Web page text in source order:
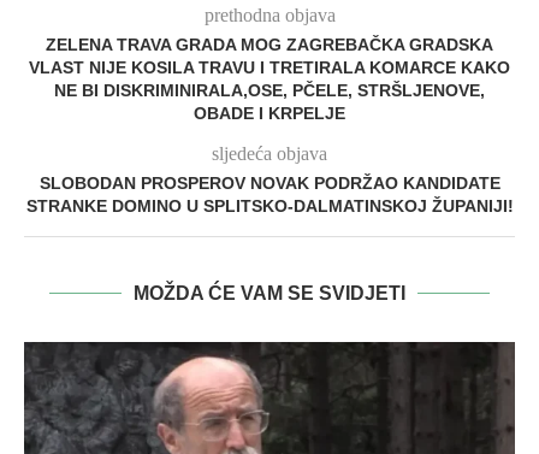
prethodna objava
ZELENA TRAVA GRADA MOG ZAGREBAČKA GRADSKA
VLAST NIJE KOSILA TRAVU I TRETIRALA KOMARCE KAKO
NE BI DISKRIMINIRALA,OSE, PČELE, STRŠLJENOVE,
OBADE I KRPELJE
sljedeća objava
SLOBODAN PROSPEROV NOVAK PODRŽAO KANDIDATE
STRANKE DOMINO U SPLITSKO-DALMATINSKOJ ŽUPANIJI!
MOŽDA ĆE VAM SE SVIDJETI